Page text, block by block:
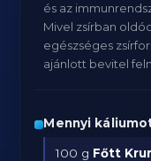
és az
Mivel zsírban
egészséges
ajánlott bevitel
Mennyi
100 g Főtt